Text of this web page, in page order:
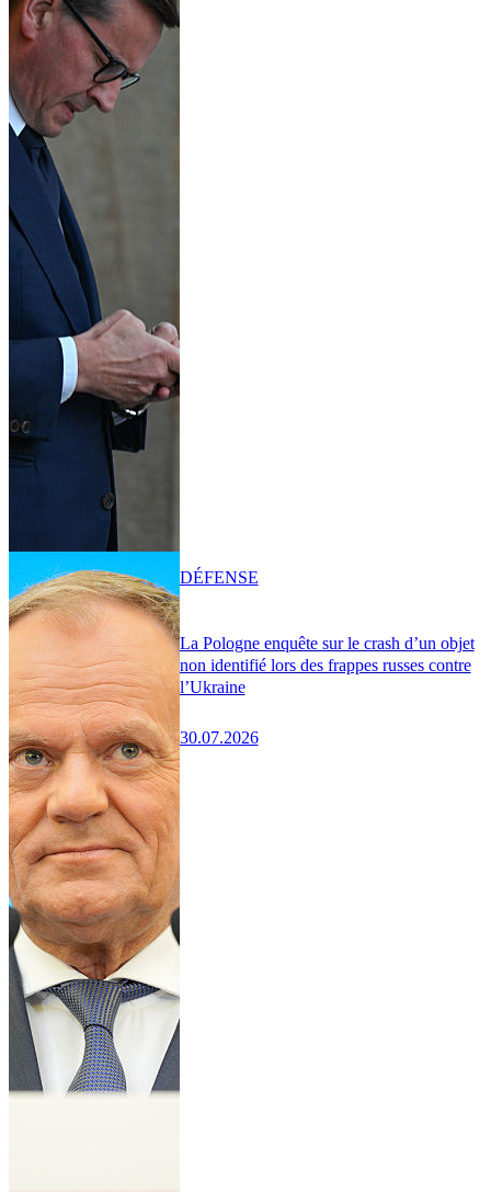
La Pologne enquête sur le crash d’un objet
non identifié lors des frappes russes contre
l’Ukraine
30.07.2026
DÉFENSE